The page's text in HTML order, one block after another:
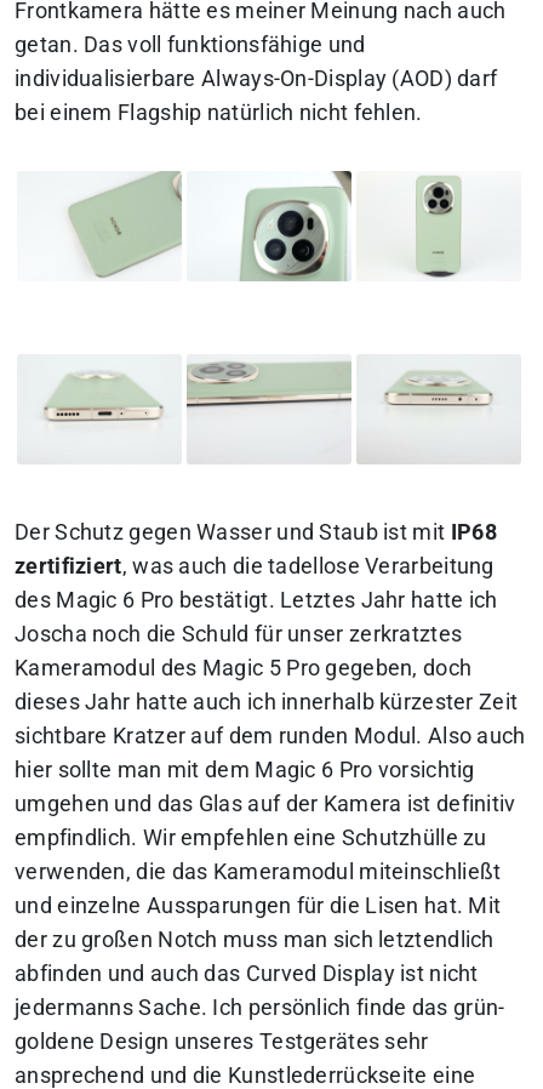
Frontkamera hätte es meiner Meinung nach auch
getan. Das voll funktionsfähige und
individualisierbare Always-On-Display (AOD) darf
bei einem Flagship natürlich nicht fehlen.
Der Schutz gegen Wasser und Staub ist mit IP68
zertifiziert, was auch die tadellose Verarbeitung
des Magic 6 Pro bestätigt. Letztes Jahr hatte ich
Joscha noch die Schuld für unser zerkratztes
Kameramodul des Magic 5 Pro gegeben, doch
dieses Jahr hatte auch ich innerhalb kürzester Zeit
sichtbare Kratzer auf dem runden Modul. Also auch
hier sollte man mit dem Magic 6 Pro vorsichtig
umgehen und das Glas auf der Kamera ist definitiv
empfindlich. Wir empfehlen eine Schutzhülle zu
verwenden, die das Kameramodul miteinschließt
und einzelne Aussparungen für die Lisen hat. Mit
der zu großen Notch muss man sich letztendlich
abfinden und auch das Curved Display ist nicht
jedermanns Sache. Ich persönlich finde das grün-
goldene Design unseres Testgerätes sehr
ansprechend und die Kunstlederrückseite eine